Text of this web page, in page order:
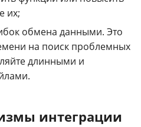
их;
обмена данными. Это
на поиск проблемных
длинными и
интеграции